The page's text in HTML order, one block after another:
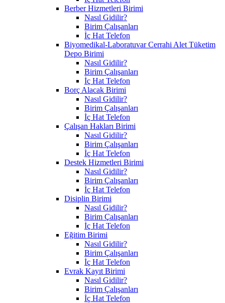
Berber Hizmetleri Birimi
Nasıl Gidilir?
Birim Çalışanları
İç Hat Telefon
Biyomedikal-Laboratuvar Cerrahi Alet Tüketim
Depo Birimi
Nasıl Gidilir?
Birim Çalışanları
İç Hat Telefon
Borç Alacak Birimi
Nasıl Gidilir?
Birim Çalışanları
İç Hat Telefon
Çalışan Hakları Birimi
Nasıl Gidilir?
Birim Çalışanları
İç Hat Telefon
Destek Hizmetleri Birimi
Nasıl Gidilir?
Birim Çalışanları
İç Hat Telefon
Disiplin Birimi
Nasıl Gidilir?
Birim Çalışanları
İç Hat Telefon
Eğitim Birimi
Nasıl Gidilir?
Birim Çalışanları
İç Hat Telefon
Evrak Kayıt Birimi
Nasıl Gidilir?
Birim Çalışanları
İç Hat Telefon